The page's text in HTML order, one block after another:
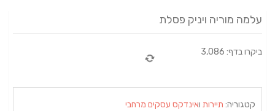
עלמה מוריה ויניק פסלת
ביקרו בדף: 3,086
קטגוריה: תיירות ואינדקס עסקים מרחבי